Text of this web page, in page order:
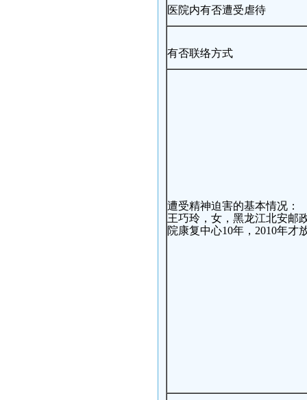
医院内有否遭受虐待
有否联络方式
遭受精神迫害的基本情况：
王巧玲，女，黑龙江北安邮
院康复中心10年，2010年才